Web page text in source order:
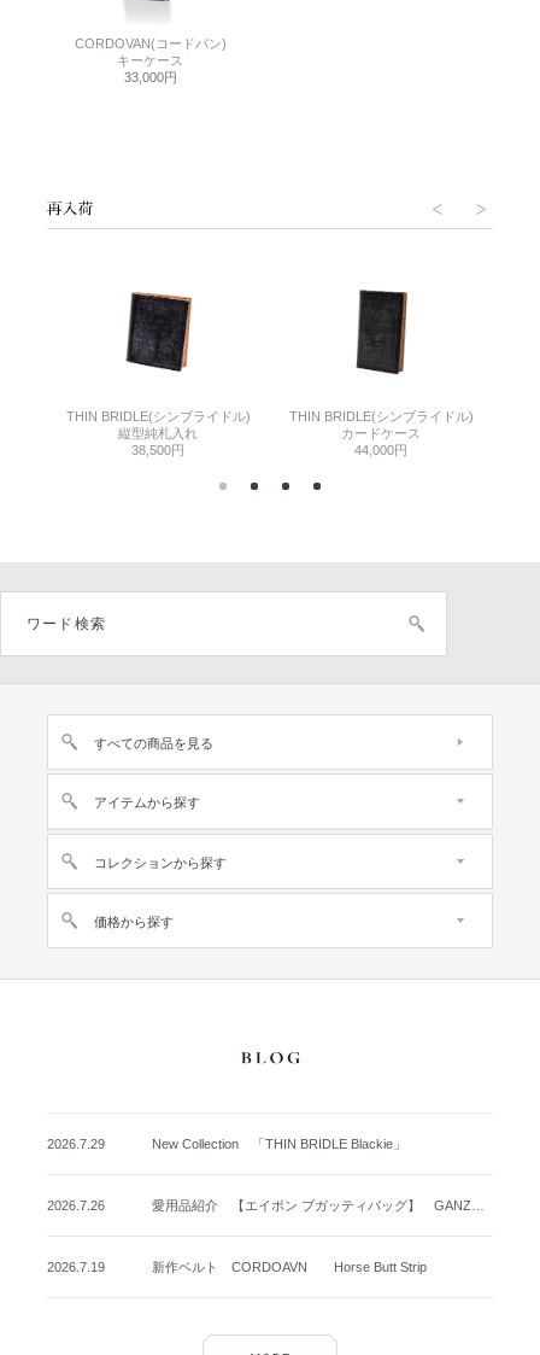
CORDOVAN(コードバン)
キーケース
33,000円
THIN BRIDLE(シンブライドル)
縦型純札入れ
38,500円
THIN BRIDLE(シンブライドル)
カードケース
44,000円
すべての商品を見る
アイテムから探す
コレクションから探す
価格から探す
2026.7.29 New Collection 「THIN BRIDLE Blackie」
2026.7.26
2026.7.19 新作ベルト CORDOAVN Horse Butt Strip